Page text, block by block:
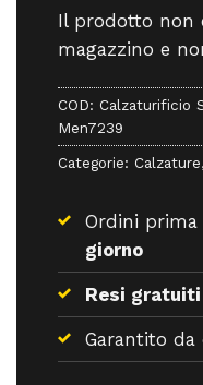
Il prodotto non
magazzino e
COD: Calzaturificio
Men7239
Categorie: Calzature,
Ordini prima
giorno
Resi gratuiti
Garantito da